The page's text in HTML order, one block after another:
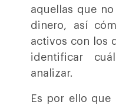
aquellas que
dinero, así
activos con los
identificar
analizar.
Es por ello que